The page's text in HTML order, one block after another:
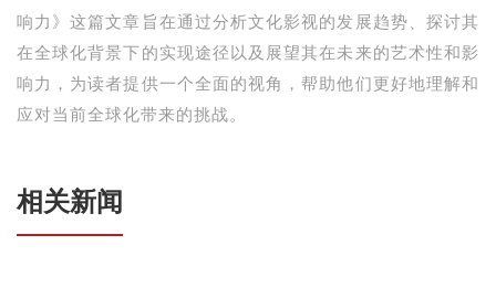
响力》这篇文章旨在通过分析文化影视的发展趋势、探讨其
在全球化背景下的实现途径以及展望其在未来的艺术性和影
响力，为读者提供一个全面的视角，帮助他们更好地理解和
应对当前全球化带来的挑战。
相关新闻